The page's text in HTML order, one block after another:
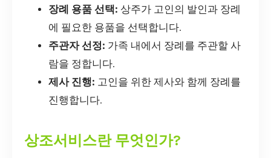
장례 용품 선택: 상주가 고인의 발인과 장례
에 필요한 용품을 선택합니다.
주관자 선정: 가족 내에서 장례를 주관할 사
람을 정합니다.
제사 진행: 고인을 위한 제사와 함께 장례를
진행합니다.
상조서비스란 무엇인가?